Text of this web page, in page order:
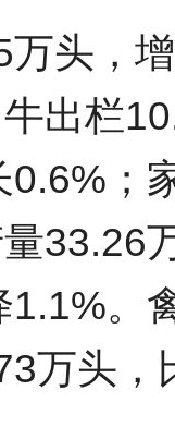
万头，
出栏
；
33.26
。
万头